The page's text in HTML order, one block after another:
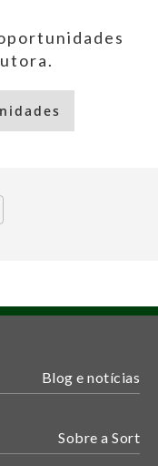
Blog e notícias
Sobre a Sort